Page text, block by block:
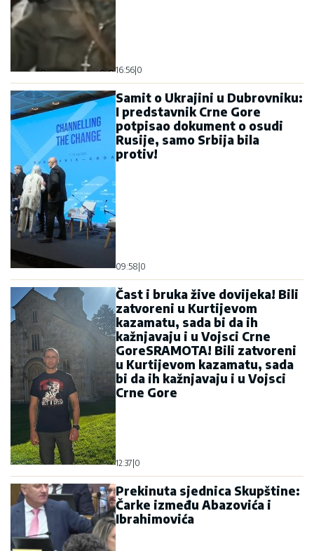
16:56 0
Samit o Ukrajini u Dubrovniku:
I predstavnik Crne Gore
potpisao dokument o osudi
Rusije, samo Srbija bila
protiv!
09:58 0
Čast i bruka žive dovijeka! Bili
zatvoreni u Kurtijevom
kazamatu, sada bi da ih
kažnjavaju i u Vojsci Crne
GoreSRAMOTA! Bili zatvoreni
u Kurtijevom kazamatu, sada
bi da ih kažnjavaju i u Vojsci
Crne Gore
12:37 0
Prekinuta sjednica Skupštine:
Čarke između Abazovića i
Ibrahimovića